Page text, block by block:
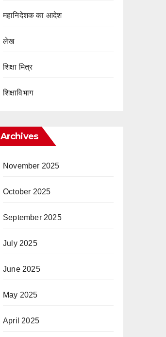
महानिदेशक का आदेश
लेख
शिक्षा मित्र
शिक्षाविभाग
Archives
November 2025
October 2025
September 2025
July 2025
June 2025
May 2025
April 2025